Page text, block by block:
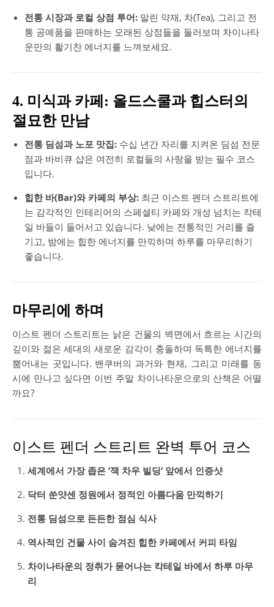
전통 시장과 로컬 상점 투어: 말린 약재, 차(Tea), 그리고 전
통 공예품을 판매하는 오래된 상점들을 둘러보며 차이나타
운만의 활기찬 에너지를 느껴보세요.
4. 미식과 카페: 올드스쿨과 힙스터의
절묘한 만남
전통 딤섬과 노포 맛집: 수십 년간 자리를 지켜온 딤섬 전문
점과 바비큐 샵은 여전히 로컬들의 사랑을 받는 필수 코스
입니다.
힙한 바(Bar)와 카페의 부상: 최근 이스트 펜더 스트리트에
는 감각적인 인테리어의 스페셜티 카페와 개성 넘치는 칵테
일 바들이 들어서고 있습니다. 낮에는 전통적인 거리를 즐
기고, 밤에는 힙한 에너지를 만끽하며 하루를 마무리하기
좋습니다.
마무리에 하며
이스트 펜더 스트리트는 낡은 건물의 벽면에서 흐르는 시간의
깊이와 젊은 세대의 새로운 감각이 충돌하며 독특한 에너지를
뿜어내는 곳입니다. 밴쿠버의 과거와 현재, 그리고 미래를 동
시에 만나고 싶다면 이번 주말 차이나타운으로의 산책은 어떨
까요?
이스트 펜더 스트리트 완벽 투어 코스
세계에서 가장 좁은 ‘잭 차우 빌딩‘ 앞에서 인증샷
닥터 쑨얏센 정원에서 정적인 아름다움 만끽하기
전통 딤섬으로 든든한 점심 식사
역사적인 건물 사이 숨겨진 힙한 카페에서 커피 타임
차이나타운의 정취가 묻어나는 칵테일 바에서 하루 마무
리